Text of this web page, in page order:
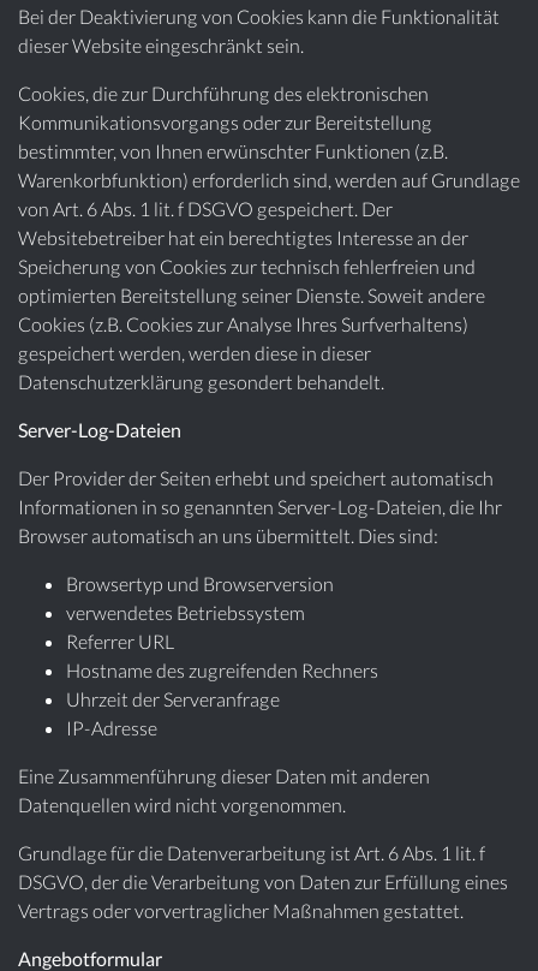
Bei der Deaktivierung von Cookies kann die Funktionalität
dieser Website eingeschränkt sein.
Cookies, die zur Durchführung des elektronischen
Kommunikationsvorgangs oder zur Bereitstellung
bestimmter, von Ihnen erwünschter Funktionen (z.B.
Warenkorbfunktion) erforderlich sind, werden auf Grundlage
von Art. 6 Abs. 1 lit. f DSGVO gespeichert. Der
Websitebetreiber hat ein berechtigtes Interesse an der
Speicherung von Cookies zur technisch fehlerfreien und
optimierten Bereitstellung seiner Dienste. Soweit andere
Cookies (z.B. Cookies zur Analyse Ihres Surfverhaltens)
gespeichert werden, werden diese in dieser
Datenschutzerklärung gesondert behandelt.
Server-Log-Dateien
Der Provider der Seiten erhebt und speichert automatisch
Informationen in so genannten Server-Log-Dateien, die Ihr
Browser automatisch an uns übermittelt. Dies sind:
Browsertyp und Browserversion
verwendetes Betriebssystem
Referrer URL
Hostname des zugreifenden Rechners
Uhrzeit der Serveranfrage
IP-Adresse
Eine Zusammenführung dieser Daten mit anderen
Datenquellen wird nicht vorgenommen.
Grundlage für die Datenverarbeitung ist Art. 6 Abs. 1 lit. f
DSGVO, der die Verarbeitung von Daten zur Erfüllung eines
Vertrags oder vorvertraglicher Maßnahmen gestattet.
Angebotformular